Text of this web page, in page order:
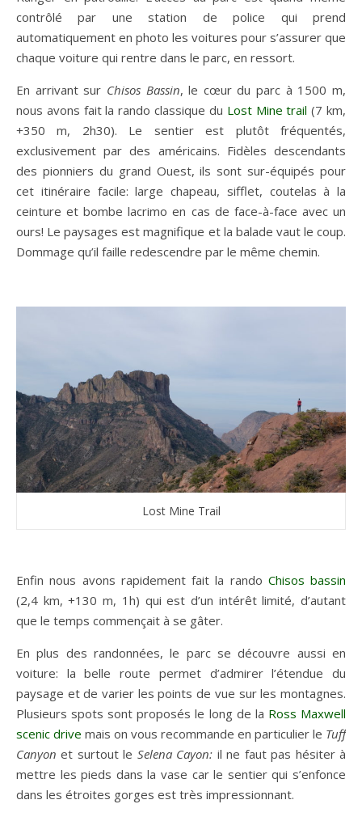
contrôlé par une station de police qui prend
automatiquement en photo les voitures pour s’assurer que
chaque voiture qui rentre dans le parc, en ressort.
En arrivant sur Chisos Bassin, le cœur du parc à 1500 m,
nous avons fait la rando classique du Lost Mine trail (7 km,
+350 m, 2h30). Le sentier est plutôt fréquentés,
exclusivement par des américains. Fidèles descendants
des pionniers du grand Ouest, ils sont sur-équipés pour
cet itinéraire facile: large chapeau, sifflet, coutelas à la
ceinture et bombe lacrimo en cas de face-à-face avec un
ours! Le paysages est magnifique et la balade vaut le coup.
Dommage qu’il faille redescendre par le même chemin.
Lost Mine Trail
Enfin nous avons rapidement fait la rando Chisos bassin
(2,4 km, +130 m, 1h) qui est d’un intérêt limité, d’autant
que le temps commençait à se gâter.
En plus des randonnées, le parc se découvre aussi en
voiture: la belle route permet d’admirer l’étendue du
paysage et de varier les points de vue sur les montagnes.
Plusieurs spots sont proposés le long de la Ross Maxwell
scenic drive mais on vous recommande en particulier le Tuff
Canyon et surtout le Selena Cayon: il ne faut pas hésiter à
mettre les pieds dans la vase car le sentier qui s’enfonce
dans les étroites gorges est très impressionnant.